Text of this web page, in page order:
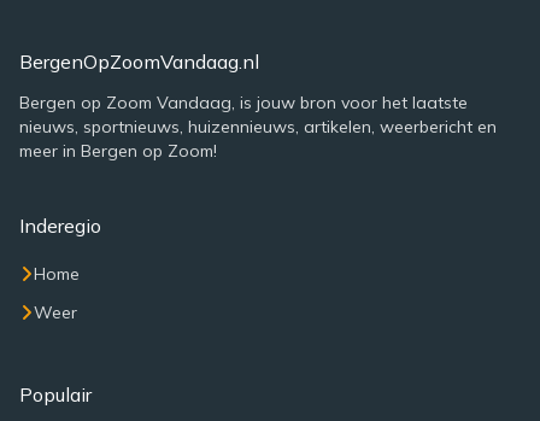
BergenOpZoomVandaag.nl
Bergen op Zoom Vandaag, is jouw bron voor het laatste
nieuws, sportnieuws, huizennieuws, artikelen, weerbericht en
meer in Bergen op Zoom!
Inderegio
Home
Weer
Populair